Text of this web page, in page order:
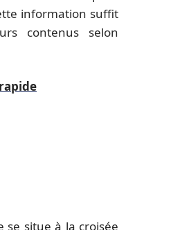
information suffit
contenus selon
se situe à la croisée